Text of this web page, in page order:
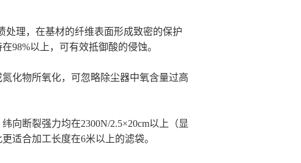
处理，在基材的纤维表面形成致密的保护
98%以上，可有效抵御酸的侵蚀。
化物所氧化，可忽略除尘器中氧含量过高
向断裂强力均在2300N/2.5×20cm以上（显
适合加工长度在6米以上的滤袋。